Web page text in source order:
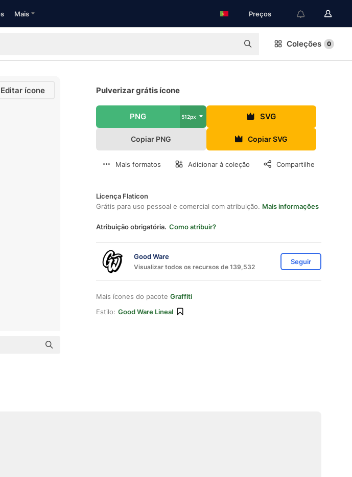
Mais Preços
Coleções 0
Editar ícone Pulverizar grátis ícone
PNG 512px SVG
Copiar PNG Copiar SVG
Mais formatos Adicionar à coleção Compartilhe
Licença Flaticon
Grátis para uso pessoal e comercial com atribuição. Mais informações
Atribuição obrigatória. Como atribuir?
Good Ware
Visualizar todos os recursos de 139,532
Seguir
Mais ícones do pacote Graffiti
Estilo: Good Ware Lineal